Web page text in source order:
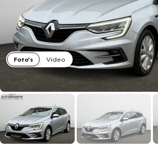
Foto's
Video